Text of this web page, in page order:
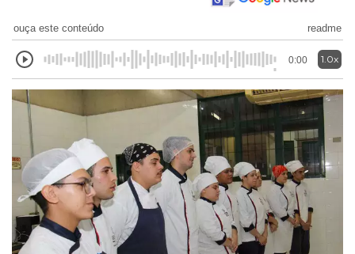
ouça este conteúdo readme
0:00 1.0x